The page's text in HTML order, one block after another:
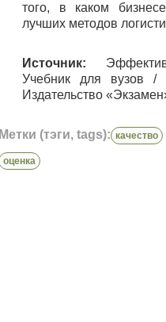
того, в каком
лучших методов
Источник:
Учебник для вузов
Издательство
Метки (тэги, tags): качество
оценка